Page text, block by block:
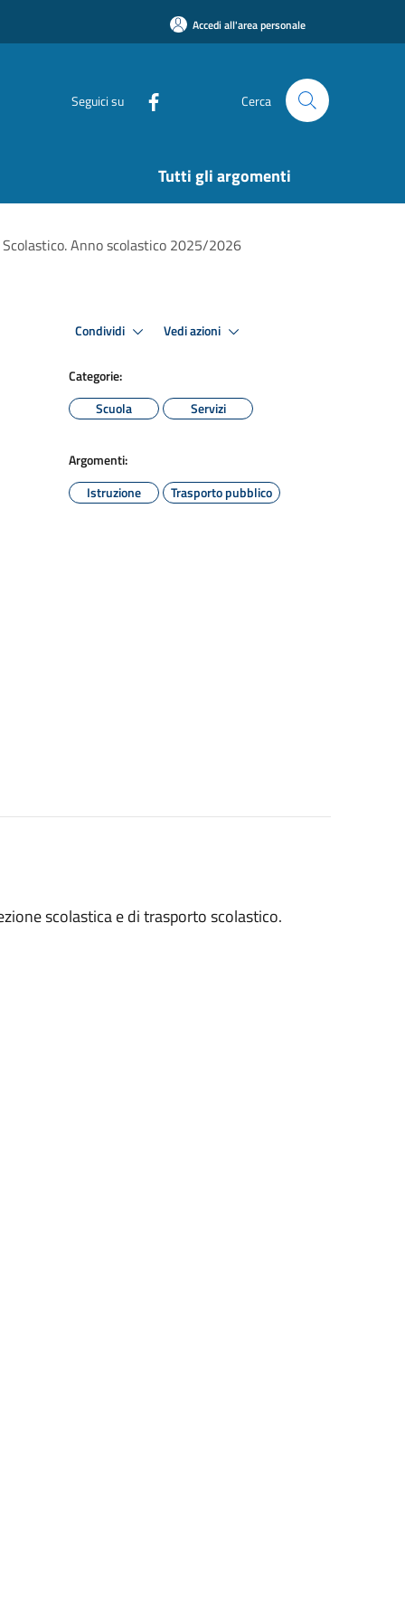
Accedi all'area personale
Seguici su Cerca
Tutti gli argomenti
Anno scolastico 2025/2026
Condividi Vedi azioni
Categorie:
Scuola
Servizi
Argomenti:
Istruzione
Trasporto pubblico
scolastica e di trasporto scolastico.